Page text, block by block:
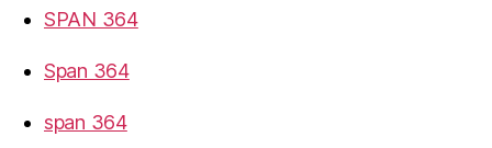
SPAN 364
Span 364
span 364